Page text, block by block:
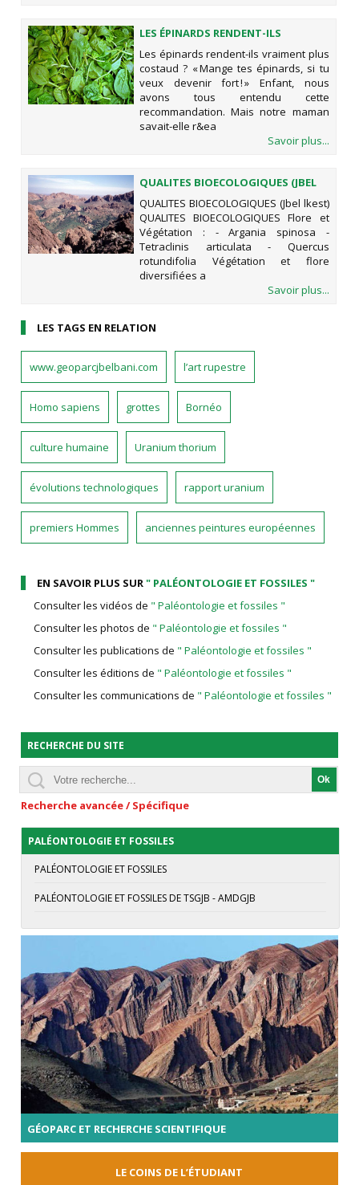
LES ÉPINARDS RENDENT-ILS
VRAIMENT PLUS COSTAUD ?
Les épinards rendent-ils vraiment plus
costaud ? « Mange tes épinards, si tu
veux devenir fort ! » Enfant, nous
avons tous entendu cette
recommandation. Mais notre maman
savait-elle r&ea
Savoir plus...
QUALITES BIOECOLOGIQUES (JBEL
LKEST)
QUALITES BIOECOLOGIQUES (Jbel lkest)
QUALITES BIOECOLOGIQUES Flore et
Végétation : - Argania spinosa -
Tetraclinis articulata - Quercus
rotundifolia Végétation et flore
diversifiées a
Savoir plus...
LES TAGS EN RELATION
www.geoparcjbelbani.com l’art rupestre
Homo sapiens grottes Bornéo
culture humaine Uranium thorium
évolutions technologiques rapport uranium
premiers Hommes anciennes peintures européennes
EN SAVOIR PLUS SUR" PALÉONTOLOGIE ET FOSSILES "
Consulter les vidéos de " Paléontologie et fossiles "
Consulter les photos de " Paléontologie et fossiles "
Consulter les publications de " Paléontologie et fossiles "
Consulter les éditions de " Paléontologie et fossiles "
Consulter les communications de " Paléontologie et fossiles "
RECHERCHE DU SITE
Recherche avancée / Spécifique
PALÉONTOLOGIE ET FOSSILES
PALÉONTOLOGIE ET FOSSILES
PALÉONTOLOGIE ET FOSSILES DE TSGJB - AMDGJB
GÉOPARC ET RECHERCHE SCIENTIFIQUE
LE COINS DE L’ÉTUDIANT